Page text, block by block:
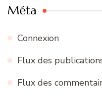
Méta
Connexion
Flux des
Flux des